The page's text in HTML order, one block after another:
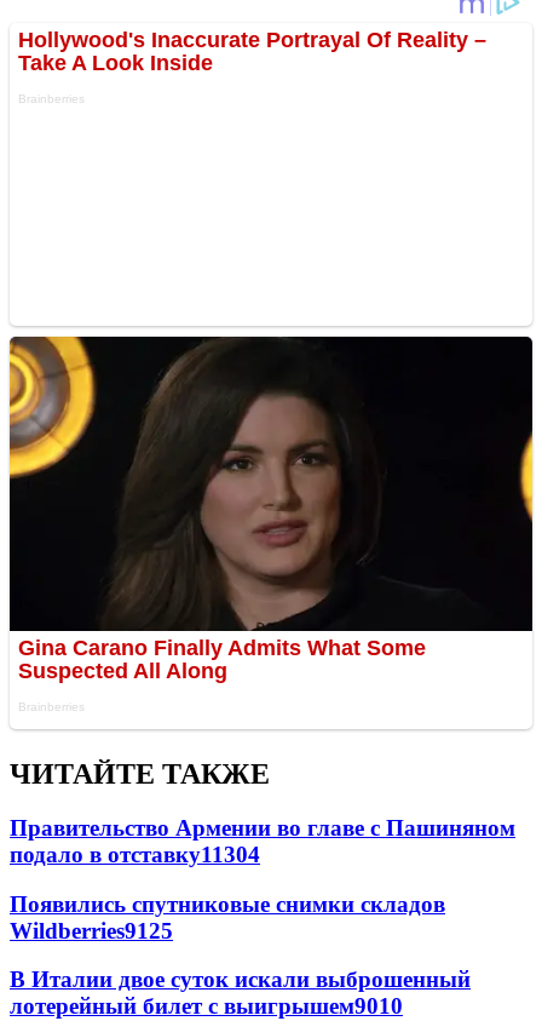
ЧИТАЙТЕ ТАКЖЕ
Правительство Армении во главе с Пашиняном
подало в отставку11304
Появились спутниковые снимки складов
Wildberries9125
В Италии двое суток искали выброшенный
лотерейный билет с выигрышем9010